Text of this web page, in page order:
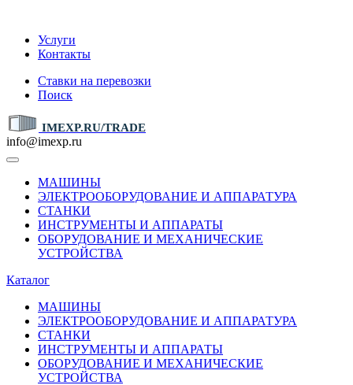
Услуги
Контакты
Ставки на перевозки
Поиск
IMEXP.RU/TRADE
info@imexp.ru
МАШИНЫ
ЭЛЕКТРООБОРУДОВАНИЕ И АППАРАТУРА
СТАНКИ
ИНСТРУМЕНТЫ И АППАРАТЫ
ОБОРУДОВАНИЕ И МЕХАНИЧЕСКИЕ
УСТРОЙСТВА
Каталог
МАШИНЫ
ЭЛЕКТРООБОРУДОВАНИЕ И АППАРАТУРА
СТАНКИ
ИНСТРУМЕНТЫ И АППАРАТЫ
ОБОРУДОВАНИЕ И МЕХАНИЧЕСКИЕ
УСТРОЙСТВА